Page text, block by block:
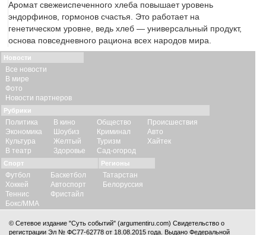
Аромат свежеиспеченного хлеба повышает уровень
эндорфинов, гормонов счастья. Это работает на
генетическом уровне, ведь хлеб — универсальный продукт,
основа повседневного рациона всех народов мира.
Новости
Все новости
В мире
Фото
Новости партнеров
Рубрики
Политика
Экономика
Культура
В театр
В кино
Шоубиз
Желтый
Здоровье
Общество
Криминал
Туризм
Сад-огород
Происшествия
Авто
Хайтек
Спорт
Футбол
Хоккей
Теннис
Бокс/ММА
Баскетбол
Автоспорт
Фристайл
Регионы
Татарстан
Белоруссия
© Сетевое издание "Суть событий" (argumentiru.com) Свидетельство о
регистрации Эл № ФС77-62778 от 18.08.2015 года. Выдано Федеральной